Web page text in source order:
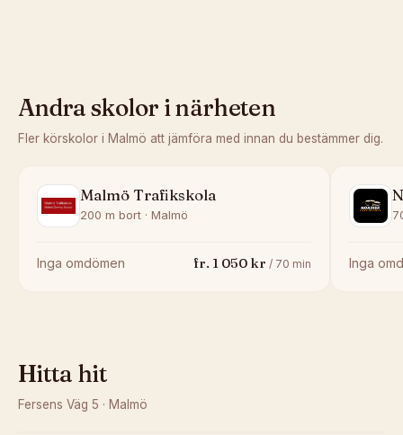
Andra skolor i närheten
Fler körskolor i Malmö att jämföra med innan du bestämmer dig.
Malmö Trafikskola
200 m bort · Malmö
Inga omdömen fr. 1 050kr / 70 min Inga
Hitta hit
Fersens Väg 5 · Malmö